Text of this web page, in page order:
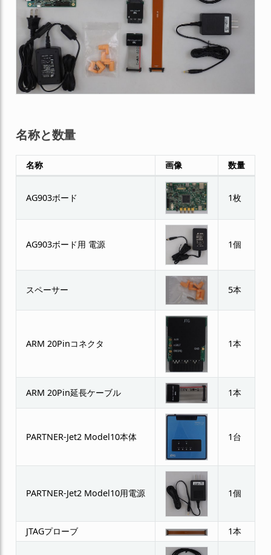
名称と数量
名称 画像 数量
AG903ボード 1枚
AG903ボード用 電源 1個
スペーサー 5本
ARM 20Pinコネクタ 1本
ARM 20Pin延長ケーブル 1本
PARTNER-Jet2 Model10本体 1台
PARTNER-Jet2 Model10用電源 1個
JTAGプローブ 1本